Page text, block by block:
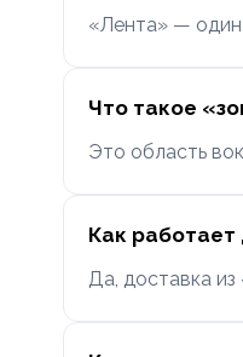
«Лента» — один
Что такое
Это область
Как работает
Да, доставка из